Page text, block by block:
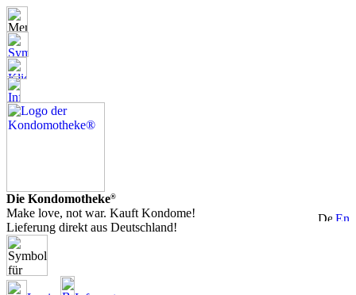
Die Kondomotheke®
Make love, not war. Kauft Kondome!
Lieferung direkt aus Deutschland!